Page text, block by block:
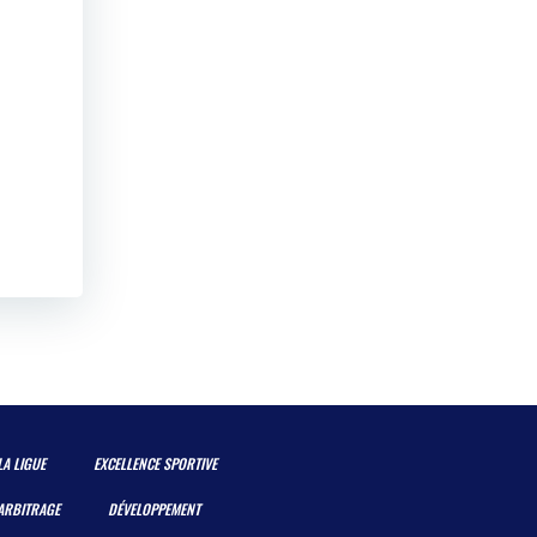
LIGUE EXCELLENCE SPORTIVE
DÉVELOPPEMENT